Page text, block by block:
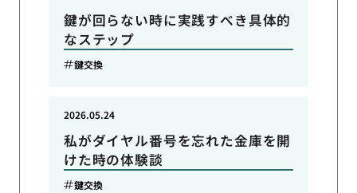
鍵が回らない時に実践すべき具体的
なステップ
鍵交換
私がダイヤル番号を忘れた金庫を開
けた時の体験談
2026.05.24
鍵交換